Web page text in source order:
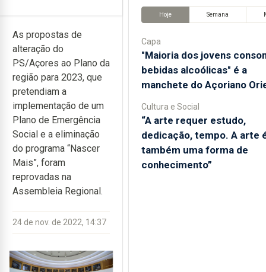
As propostas de
alteração do
PS/Açores ao Plano da
região para 2023, que
pretendiam a
implementação de um
Plano de Emergência
Social e a eliminação
do programa “Nascer
Mais”, foram
reprovadas na
Assembleia Regional.
24 de nov. de 2022, 14:37
Hoje Semana
Capa
"Maioria dos jovens
bebidas alcoólicas" é a
manchete do Açoriano
Cultura e Social
“A arte requer estudo,
dedicação, tempo. A arte
também uma forma de
conhecimento”